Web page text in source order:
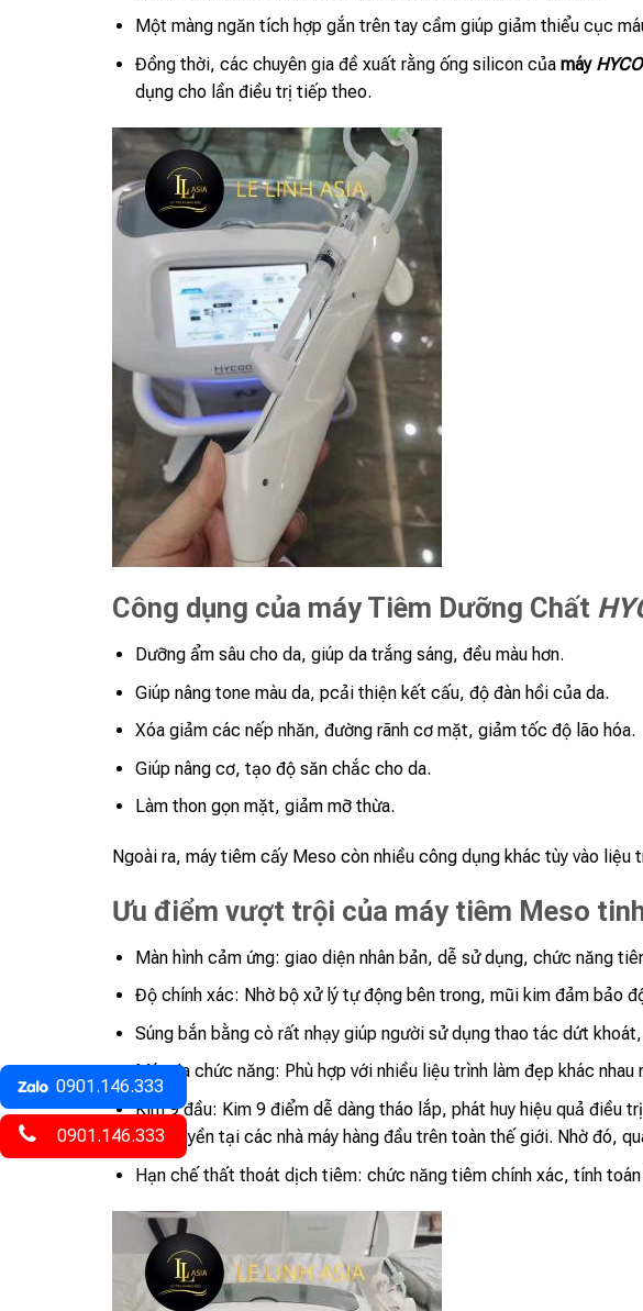
Một màng ngăn tích hợp gắn trên tay cầm giúp giảm thiểu cục
Đồng thời, các chuyên gia đề xuất rằng ống silicon củamáy
dụng cho lần điều trị tiếp theo.
Công dụng của máy Tiêm Dưỡng Chất
Dưỡng ẩm sâu cho da, giúp da trắng sáng, đều màu hơn.
Giúp nâng tone màu da, pcải thiện kết cấu, độ đàn hồi của da.
Xóa giảm các nếp nhăn, đường rãnh cơ mặt, giảm tốc độ lão hóa.
Giúp nâng cơ, tạo độ săn chắc cho da.
Làm thon gọn mặt, giảm mỡ thừa.
Ngoài ra, máy tiêm cấy Meso còn nhiều công dụng khác tùy vào liệu
Ưu điểm vượt trội của máy tiêm Meso
Màn hình cảm ứng: giao diện nhân bản, dễ sử dụng, chức năng
Độ chính xác: Nhờ bộ xử lý tự động bên trong, mũi kim đảm bảo
Súng bắn bằng cò rất nhạy giúp người sử dụng thao tác dứt
Máy đa chức năng: Phù hợp với nhiều liệu trình làm đẹp khác
Kim 9 đầu: Kim 9 điểm dễ dàng tháo lắp, phát huy hiệu quả
độc quyền tại các nhà máy hàng đầu trên toàn thế giới. Nhờ đó,
Hạn chế thất thoát dịch tiêm: chức năng tiêm chính xác, tính
0901.146.333
0901.146.333